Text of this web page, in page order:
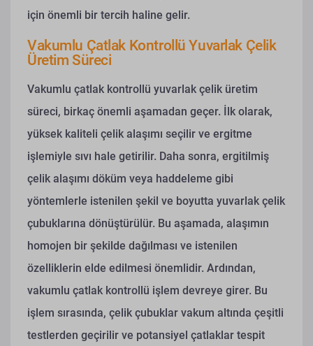
için önemli bir tercih haline gelir.
Vakumlu Çatlak Kontrollü Yuvarlak Çelik
Üretim Süreci
Vakumlu çatlak kontrollü yuvarlak çelik üretim
süreci, birkaç önemli aşamadan geçer. İlk olarak,
yüksek kaliteli çelik alaşımı seçilir ve ergitme
işlemiyle sıvı hale getirilir. Daha sonra, ergitilmiş
çelik alaşımı döküm veya haddeleme gibi
yöntemlerle istenilen şekil ve boyutta yuvarlak çelik
çubuklarına dönüştürülür. Bu aşamada, alaşımın
homojen bir şekilde dağılması ve istenilen
özelliklerin elde edilmesi önemlidir. Ardından,
vakumlu çatlak kontrollü işlem devreye girer. Bu
işlem sırasında, çelik çubuklar vakum altında çeşitli
testlerden geçirilir ve potansiyel çatlaklar tespit